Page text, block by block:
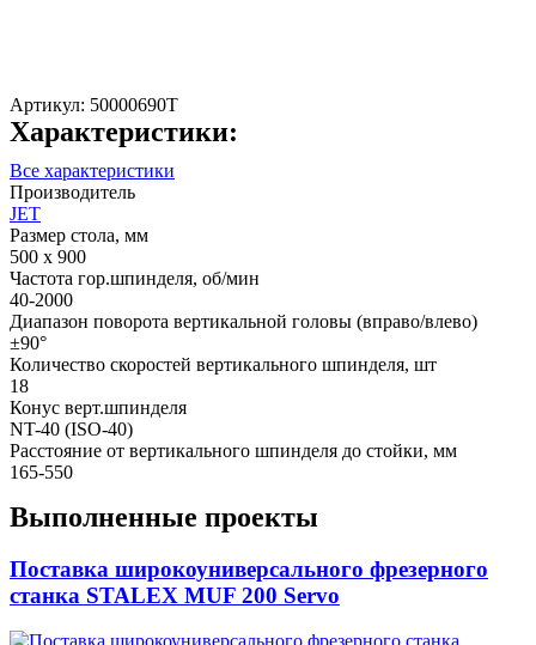
Артикул: 50000690T
Характеристики:
Все характеристики
Производитель
JET
Размер стола, мм
500 x 900
Частота гор.шпинделя, об/мин
40-2000
Диапазон поворота вертикальной головы (вправо/влево)
±90°
Количество скоростей вертикального шпинделя, шт
18
Конус верт.шпинделя
NT-40 (ISO-40)
Расстояние от вертикального шпинделя до стойки, мм
165-550
Выполненные проекты
Поставка широкоуниверсального фрезерного
станка STALEX MUF 200 Servo